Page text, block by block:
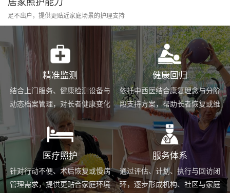
足不出户，提供更贴近家庭场景的护理支持
精准监测
结合上门服务、健康检测设备与
动态档案管理，对长者健康变化
进行持续跟踪与基础预警。
健康回归
依托中西医结合康复理念与分阶
段支持方案，帮助长者恢复或维
持身体功能，提升生活便利度。
医疗照护
针对行动不便、术后恢复或慢病
管理需求，提供更贴合家庭环境
服务体系
通过评估、计划、执行与回访闭
环，逐步形成机构、社区与家庭